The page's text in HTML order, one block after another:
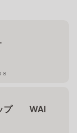
８
ップ WAI